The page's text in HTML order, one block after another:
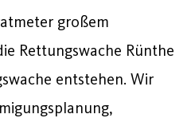
großem
Rettungswache Rünthe
entstehen. Wir